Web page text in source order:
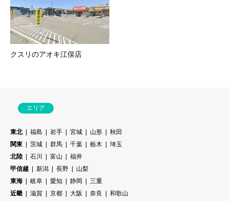
クスリのアオキ江俣店
エリア
東北 福島 岩手 宮城 山形
秋田
関東
茨城 群馬 千葉 栃木
埼玉
北陸
石川 富山
福井
甲信越
新潟 長野
山梨
東海
岐阜 愛知 静岡
三重
近畿
滋賀 京都 大阪 奈良 和歌山